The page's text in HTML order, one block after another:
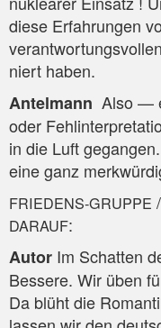
die­se Erfah­run­gen
niert haben.
Antel­mann Also —
oder
in die Luft
eine ganz
FRIEDENS-GRUPPE /
DARAUF:
Autor Im Schat­ten
Bes­se­re. Wir üben
Da blüht die